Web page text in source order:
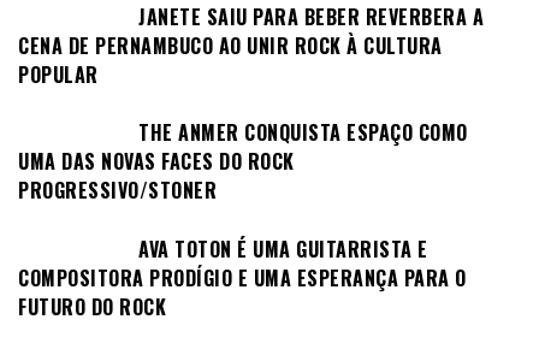
JANETE SAIU PARA BEBER REVERBERA A
CENA DE PERNAMBUCO AO UNIR ROCK À CULTURA
POPULAR
THE ANMER CONQUISTA ESPAÇO COMO
UMA DAS NOVAS FACES DO ROCK
PROGRESSIVO/STONER
AVA TOTON É UMA GUITARRISTA E
COMPOSITORA PRODÍGIO E UMA ESPERANÇA PARA O
FUTURO DO ROCK